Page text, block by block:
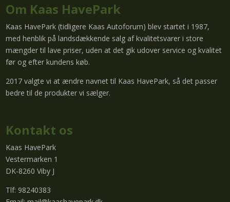
Om Kaas HavePark
Kaas HavePark (tidligere Kaas Autoforum) blev startet i 1987,
med henblik på landsdækkende salg af kvalitetsvarer i store
mængder til lave priser, uden at det gik udover service og kvalitet
før og efter kundens køb.
2017 valgte vi at ændre navnet til Kaas HavePark, så det passer
bedre til de produkter vi sælger.
Kontakt os
Kaas HavePark
Vestermarken 1
DK-8260 Viby J
Tlf: 98240383